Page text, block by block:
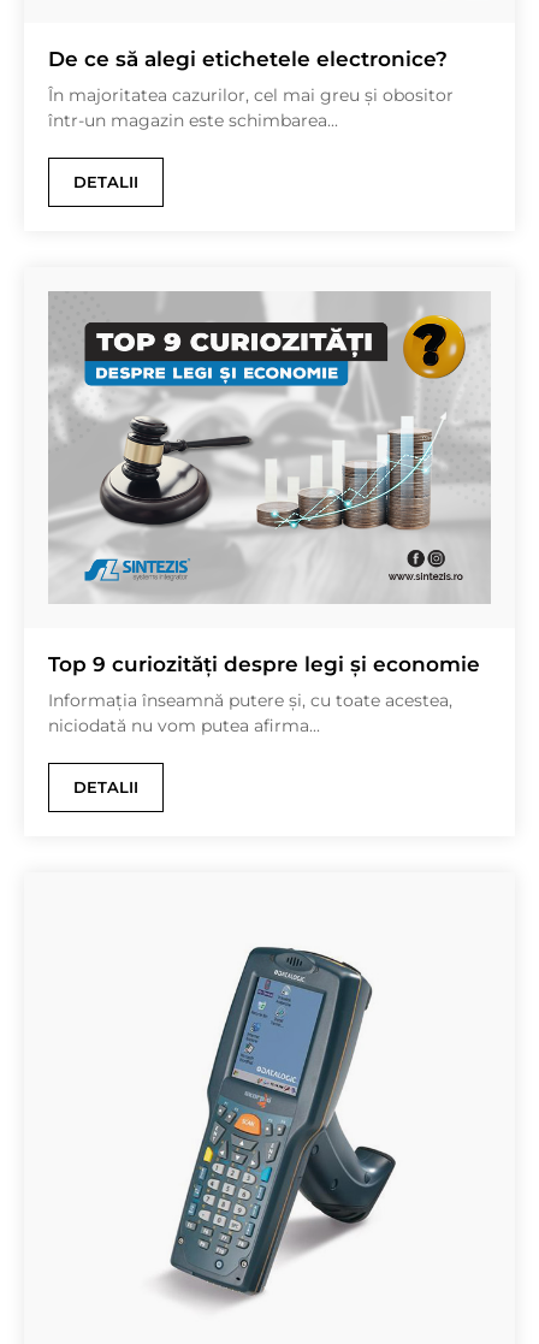
De ce să alegi etichetele electronice?
În majoritatea cazurilor, cel mai greu și obositor
într-un magazin este schimbarea...
DETALII
Top 9 curiozități despre legi și economie
Informația înseamnă putere și, cu toate acestea,
niciodată nu vom putea afirma...
DETALII